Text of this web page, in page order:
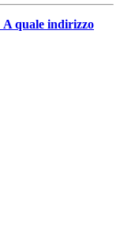
A quale indirizzo